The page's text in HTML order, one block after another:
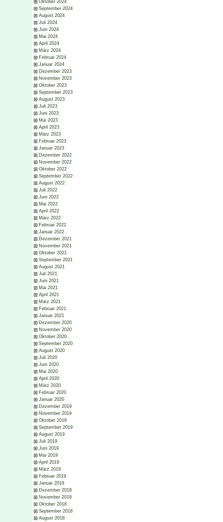
Oktober 2024
September 2024
August 2024
Juli 2024
Juni 2024
Mai 2024
April 2024
März 2024
Februar 2024
Januar 2024
Dezember 2023
November 2023
Oktober 2023
September 2023
August 2023
Juli 2023
Juni 2023
Mai 2023
April 2023
März 2023
Februar 2023
Januar 2023
Dezember 2022
November 2022
Oktober 2022
September 2022
August 2022
Juli 2022
Juni 2022
Mai 2022
April 2022
März 2022
Februar 2022
Januar 2022
Dezember 2021
November 2021
Oktober 2021
September 2021
August 2021
Juli 2021
Juni 2021
Mai 2021
April 2021
März 2021
Februar 2021
Januar 2021
Dezember 2020
November 2020
Oktober 2020
September 2020
August 2020
Juli 2020
Juni 2020
Mai 2020
April 2020
März 2020
Februar 2020
Januar 2020
Dezember 2019
November 2019
Oktober 2019
September 2019
August 2019
Juli 2019
Juni 2019
Mai 2019
April 2019
März 2019
Februar 2019
Januar 2019
Dezember 2018
November 2018
Oktober 2018
September 2018
August 2018